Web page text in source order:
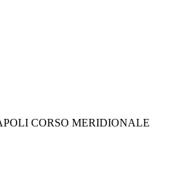
CORSO MERIDIONALE